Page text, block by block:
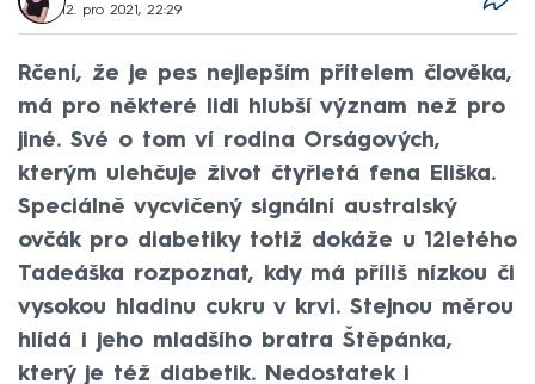
12. pro 2021, 22:29
Rčení, že je pes nejlepším přítelem člověka,
má pro některé lidi hlubší význam než pro
jiné. Své o tom ví rodina Orságových,
kterým ulehčuje život čtyřletá fena Eliška.
Speciálně vycvičený signální australský
ovčák pro diabetiky totiž dokáže u 12letého
Tadeáška rozpoznat, kdy má příliš nízkou či
vysokou hladinu cukru v krvi. Stejnou měrou
hlídá i jeho mladšího bratra Štěpánka,
který je též diabetik. Nedostatek i